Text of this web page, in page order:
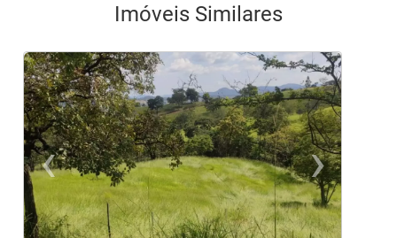
Imóveis Similares
‹
Previous
›